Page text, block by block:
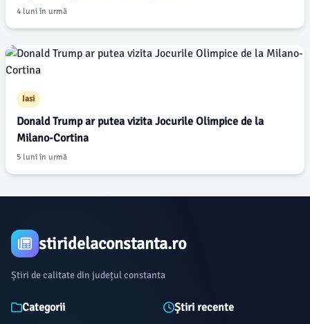
4 luni în urmă
Iasi
Donald Trump ar putea vizita Jocurile Olimpice de la
Milano-Cortina
5 luni în urmă
stiridelaconstanta.ro
Știri de calitate din județul constanta
Categorii Știri recente